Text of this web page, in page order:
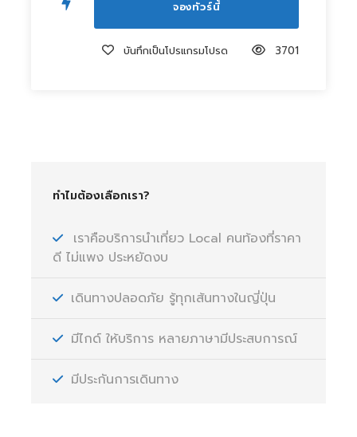
บันทึกเป็นโปรแกรมโปรด 3701
ทำไมต้องเลือกเรา?
เราคือบริการนำเที่ยว Local คนท้องที่ราคา
ดี ไม่แพง ประหยัดงบ
เดินทางปลอดภัย รู้ทุกเส้นทางในญี่ปุ่น
มีไกด์ ให้บริการ หลายภาษามีประสบการณ์
มีประกันการเดินทาง